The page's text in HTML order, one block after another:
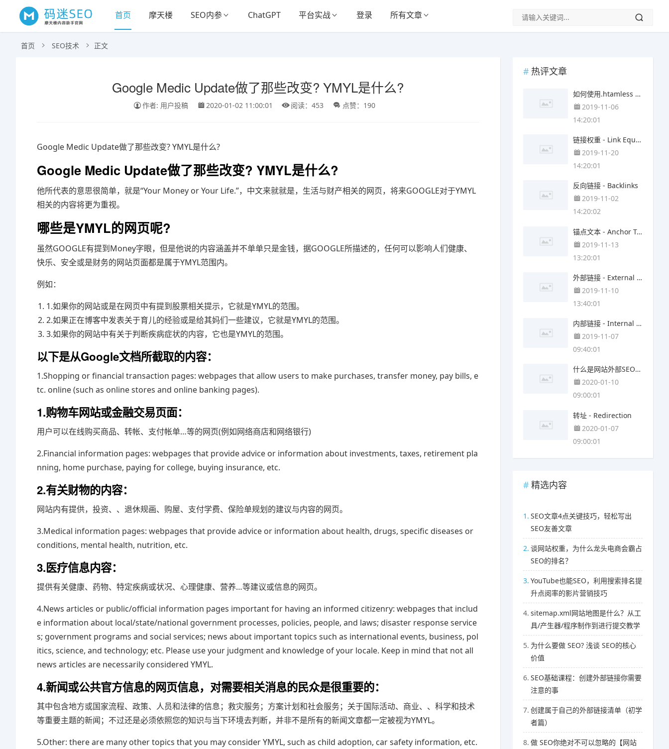
首页 摩天楼 SEO内参 ChatGPT 平台实战 登录 所有文章
首页 SEO技术 正文
Google Medic Update做了那些改变? YMYL是什么?
作者: 用户投稿 2020-01-02 11:00:01 阅读：453 点赞：190
Google Medic Update做了那些改变? YMYL是什么?
Google Medic Update做了那些改变? YMYL是什么?
他所代表的意思很简单，就是“Your Money or Your Life.”，中文来就就是，生活与财产相关的网页，将来GOOGLE对于YMYL
相关的内容将更为重视。
哪些是YMYL的网页呢?
虽然GOOGLE有提到Money字眼，但是他说的内容涵盖并不单单只是金钱，据GOOGLE所描述的，任何可以影响人们健康、
快乐、安全或是财务的网站页面都是属于YMYL范围内。
例如：
1.如果你的网站或是在网页中有提到股票相关提示，它就是YMYL的范围。
2.如果正在博客中发表关于育儿的经验或是给其妈们一些建议，它就是YMYL的范围。
3.如果你的网站中有关于判断疾病症状的内容，它也是YMYL的范围。
以下是从Google文档所截取的内容：
1.Shopping or financial transaction pages: webpages that allow users to make purchases, transfer money, pay bills, e
tc. online (such as online stores and online banking pages).
1.购物车网站或金融交易页面：
用户可以在线购买商品、转帐、支付帐单…等的网页(例如网络商店和网络银行)
2.Financial information pages: webpages that provide advice or information about investments, taxes, retirement pla
nning, home purchase, paying for college, buying insurance, etc.
2.有关财物的内容：
网站内有提供，投资、、退休规画、购屋、支付学费、保险单规划的建议与内容的网页。
3.Medical information pages: webpages that provide advice or information about health, drugs, specific diseases or
conditions, mental health, nutrition, etc.
3.医疗信息内容：
提供有关健康、药物、特定疾病或状况、心理健康、营养…等建议或信息的网页。
4.News articles or public/official information pages important for having an informed citizenry: webpages that includ
e information about local/state/national government processes, policies, people, and laws; disaster response service
s; government programs and social services; news about important topics such as international events, business, pol
itics, science, and technology; etc. Please use your judgment and knowledge of your locale. Keep in mind that not all
news articles are necessarily considered YMYL.
4.新闻或公共官方信息的网页信息，对需要相关消息的民众是很重要的：
其中包含地方或国家流程、政策、人员和法律的信息；救灾服务；方案计划和社会服务；关于国际活动、商业、、科学和技术
等重要主题的新闻；不过还是必须依照您的知识与当下环境去判断，并非不是所有的新闻文章都一定被视为YMYL。
5.Other: there are many other topics that you may consider YMYL, such as child adoption, car safety information, etc.
热评文章
如何使用.htamless 将http转向https ?
2019-11-06
14:20:01
链接权重 - Link Equity
2019-11-20
14:20:01
反向链接 - Backlinks
2019-11-02
14:20:02
锚点文本 - Anchor Text
2019-11-13
13:20:01
外部链接 - External Links
2019-11-10
13:40:01
内部链接 - Internal Links
2019-11-07
09:40:01
什么是网站外部SEO(off-site SEO)？
2020-01-10
09:00:01
转址 - Redirection
2020-01-07
09:00:01
精选内容
1. SEO文章4点关键技巧，轻松写出
SEO友善文章
2. 谈网站权重，为什么龙头电商会霸占
SEO的排名？
3. YouTube也能SEO，利用搜索排名提
升点阅率的影片营销技巧
4. sitemap.xml网站地图是什么？从工
具/产生器/程序制作到进行提交教学
5. 为什么要做 SEO? 浅谈 SEO的核心
价值
6. SEO基础课程：创建外部链接你需要
注意的事
7. 创建属于自己的外部链接清单（初学
者篇）
8. 做 SEO你绝对不可以忽略的【网站